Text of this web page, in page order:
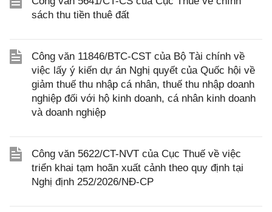
sách thu tiền thuê đất
Công văn 11846/BTC-CST của Bộ Tài chính về
việc lấy ý kiến dự án Nghị quyết của Quốc hội về
giảm thuế thu nhập cá nhân, thuế thu nhập doanh
nghiệp đối với hộ kinh doanh, cá nhân kinh doanh
và doanh nghiệp
Công văn 5622/CT-NVT của Cục Thuế về việc
triển khai tạm hoãn xuất cảnh theo quy định tại
Nghị định 252/2026/NĐ-CP